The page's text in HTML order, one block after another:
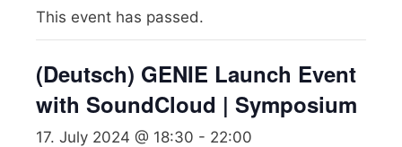
This event has passed.
(Deutsch) GENIE Launch Event
with SoundCloud | Symposium
17. July 2024 @ 18:30 - 22:00